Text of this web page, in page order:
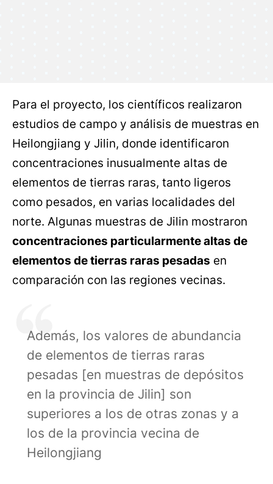
Para el proyecto, los científicos realizaron
estudios de campo y análisis de muestras en
Heilongjiang y Jilin, donde identificaron
concentraciones inusualmente altas de
elementos de tierras raras, tanto ligeros
como pesados, en varias localidades del
norte. Algunas muestras de Jilin mostraron
concentraciones particularmente altas de
elementos de tierras raras pesadas en
comparación con las regiones vecinas.
Además, los valores de abundancia
de elementos de tierras raras
pesadas [en muestras de depósitos
en la provincia de Jilin] son ​​
superiores a los de otras zonas y a
los de la provincia vecina de
Heilongjiang